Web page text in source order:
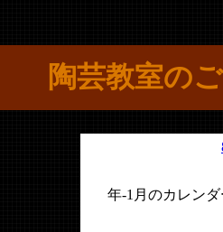
陶芸教室の
年-1月のカレンダ